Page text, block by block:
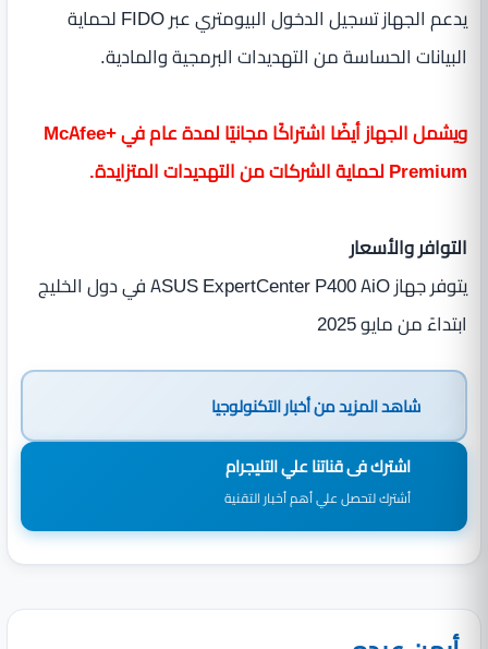
يدعم الجهاز تسجيل الدخول البيومتري عبر FIDO لحماية
البيانات الحساسة من التهديدات البرمجية والمادية.
ويشمل الجهاز أيضًا اشتراكًا مجانيًا لمدة عام في McAfee+
Premium لحماية الشركات من التهديدات المتزايدة.
التوافر والأسعار
يتوفر جهاز ASUS ExpertCenter P400 AiO في دول الخليج
ابتداءً من مايو 2025
شاهد المزيد منأخبار التكنولوجيا
اشترك فى قناتنا علي التليجرام
أشترك لتحصل علي أهم أخبار التقنية